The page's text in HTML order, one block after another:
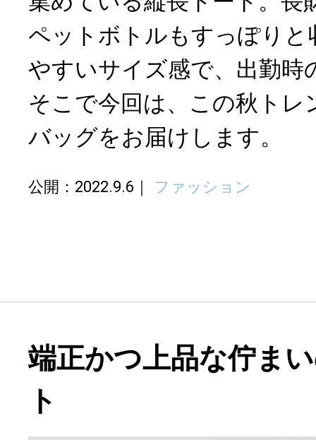
ペットボトルもすっぽりと
やすいサイズ感で、出勤時
そこで今回は、この秋トレ
バッグをお届けします。
公開：2022.9.6 ファッション
端正かつ上品な佇ま
ト